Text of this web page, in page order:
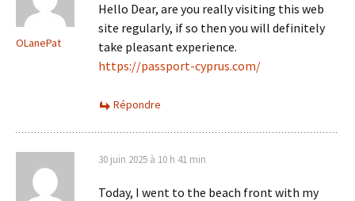
OLanePat
Hello Dear, are you really visiting this web
site regularly, if so then you will definitely
take pleasant experience.
https://passport-cyprus.com/
Répondre
30 juin 2025 à 10 h 41 min
Today, I went to the beach front with my